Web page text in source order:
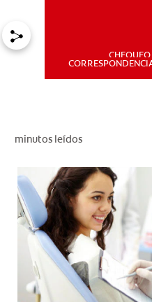
minutos leídos